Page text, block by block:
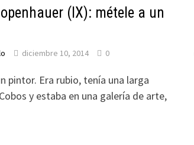
(IX): métele a un
diciembre 10, 2014 0
pintor. Era rubio, tenía una larga
y estaba en una galería de arte,